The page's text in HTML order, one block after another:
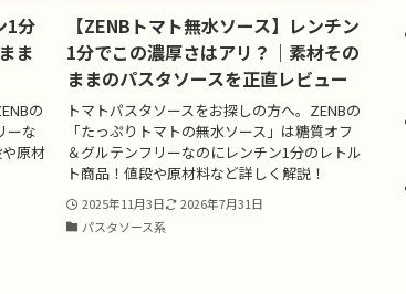
1分
ま
の
ーな
原材
【ZENBトマト無水ソース】レンチン
1分でこの濃厚さはアリ？｜素材その
ままのパスタソースを正直レビュー
トマトパスタソースをお探しの方へ。ZENBの
「たっぷりトマトの無水ソース」は糖質オフ
＆グルテンフリーなのにレンチン1分のレトル
ト商品！値段や原材料など詳しく解説！
2025年11月3日
2026年7月31日
パスタソース系